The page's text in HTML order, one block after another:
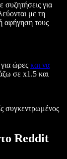
συζητήσεις για
με τη
αφήγηση τους
ώρες και να
σε x1.5 και
συγκεντρωμένος
Reddit